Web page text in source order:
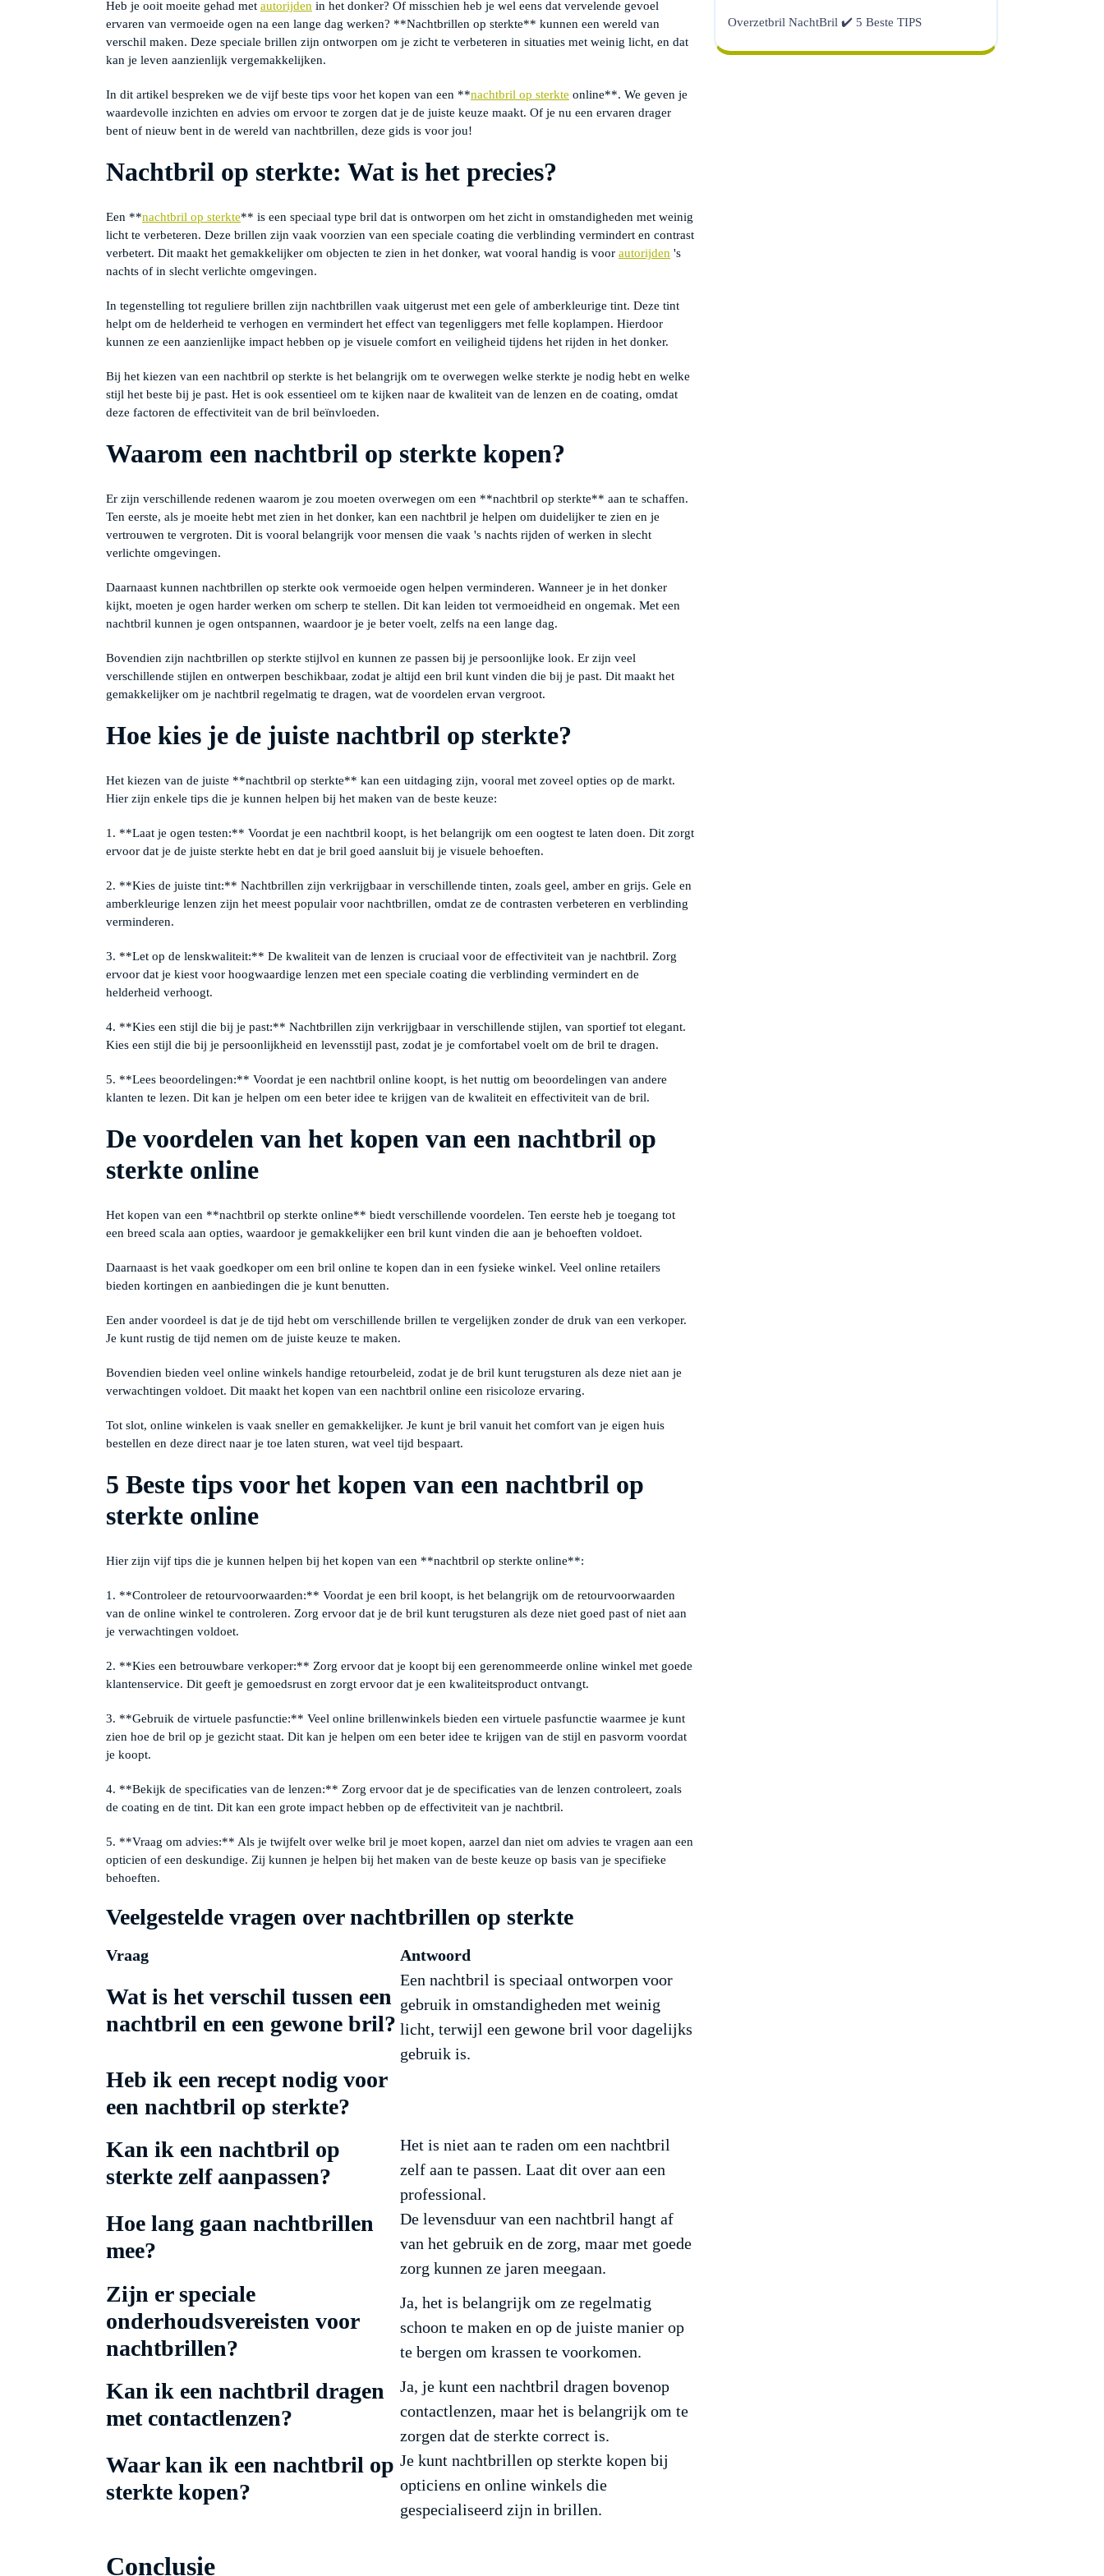
Heb je ooit moeite gehad met autorijden in het donker? Of misschien heb je wel eens dat vervelende gevoel
ervaren van vermoeide ogen na een lange dag werken? **Nachtbrillen op sterkte** kunnen een wereld van
verschil maken. Deze speciale brillen zijn ontworpen om je zicht te verbeteren in situaties met weinig licht, en dat
kan je leven aanzienlijk vergemakkelijken.
In dit artikel bespreken we de vijf beste tips voor het kopen van een **nachtbril op sterkte online**. We geven je
waardevolle inzichten en advies om ervoor te zorgen dat je de juiste keuze maakt. Of je nu een ervaren drager
bent of nieuw bent in de wereld van nachtbrillen, deze gids is voor jou!
Nachtbril op sterkte: Wat is het precies?
Een **nachtbril op sterkte** is een speciaal type bril dat is ontworpen om het zicht in omstandigheden met weinig
licht te verbeteren. Deze brillen zijn vaak voorzien van een speciale coating die verblinding vermindert en contrast
verbetert. Dit maakt het gemakkelijker om objecten te zien in het donker, wat vooral handig is voor autorijden 's
nachts of in slecht verlichte omgevingen.
In tegenstelling tot reguliere brillen zijn nachtbrillen vaak uitgerust met een gele of amberkleurige tint. Deze tint
helpt om de helderheid te verhogen en vermindert het effect van tegenliggers met felle koplampen. Hierdoor
kunnen ze een aanzienlijke impact hebben op je visuele comfort en veiligheid tijdens het rijden in het donker.
Bij het kiezen van een nachtbril op sterkte is het belangrijk om te overwegen welke sterkte je nodig hebt en welke
stijl het beste bij je past. Het is ook essentieel om te kijken naar de kwaliteit van de lenzen en de coating, omdat
deze factoren de effectiviteit van de bril beïnvloeden.
Waarom een nachtbril op sterkte kopen?
Er zijn verschillende redenen waarom je zou moeten overwegen om een **nachtbril op sterkte** aan te schaffen.
Ten eerste, als je moeite hebt met zien in het donker, kan een nachtbril je helpen om duidelijker te zien en je
vertrouwen te vergroten. Dit is vooral belangrijk voor mensen die vaak 's nachts rijden of werken in slecht
verlichte omgevingen.
Daarnaast kunnen nachtbrillen op sterkte ook vermoeide ogen helpen verminderen. Wanneer je in het donker
kijkt, moeten je ogen harder werken om scherp te stellen. Dit kan leiden tot vermoeidheid en ongemak. Met een
nachtbril kunnen je ogen ontspannen, waardoor je je beter voelt, zelfs na een lange dag.
Bovendien zijn nachtbrillen op sterkte stijlvol en kunnen ze passen bij je persoonlijke look. Er zijn veel
verschillende stijlen en ontwerpen beschikbaar, zodat je altijd een bril kunt vinden die bij je past. Dit maakt het
gemakkelijker om je nachtbril regelmatig te dragen, wat de voordelen ervan vergroot.
Hoe kies je de juiste nachtbril op sterkte?
Het kiezen van de juiste **nachtbril op sterkte** kan een uitdaging zijn, vooral met zoveel opties op de markt.
Hier zijn enkele tips die je kunnen helpen bij het maken van de beste keuze:
1. **Laat je ogen testen:** Voordat je een nachtbril koopt, is het belangrijk om een oogtest te laten doen. Dit zorgt
ervoor dat je de juiste sterkte hebt en dat je bril goed aansluit bij je visuele behoeften.
2. **Kies de juiste tint:** Nachtbrillen zijn verkrijgbaar in verschillende tinten, zoals geel, amber en grijs. Gele en
amberkleurige lenzen zijn het meest populair voor nachtbrillen, omdat ze de contrasten verbeteren en verblinding
verminderen.
3. **Let op de lenskwaliteit:** De kwaliteit van de lenzen is cruciaal voor de effectiviteit van je nachtbril. Zorg
ervoor dat je kiest voor hoogwaardige lenzen met een speciale coating die verblinding vermindert en de
helderheid verhoogt.
4. **Kies een stijl die bij je past:** Nachtbrillen zijn verkrijgbaar in verschillende stijlen, van sportief tot elegant.
Kies een stijl die bij je persoonlijkheid en levensstijl past, zodat je je comfortabel voelt om de bril te dragen.
5. **Lees beoordelingen:** Voordat je een nachtbril online koopt, is het nuttig om beoordelingen van andere
klanten te lezen. Dit kan je helpen om een beter idee te krijgen van de kwaliteit en effectiviteit van de bril.
De voordelen van het kopen van een nachtbril op
sterkte online
Het kopen van een **nachtbril op sterkte online** biedt verschillende voordelen. Ten eerste heb je toegang tot
een breed scala aan opties, waardoor je gemakkelijker een bril kunt vinden die aan je behoeften voldoet.
Daarnaast is het vaak goedkoper om een bril online te kopen dan in een fysieke winkel. Veel online retailers
bieden kortingen en aanbiedingen die je kunt benutten.
Een ander voordeel is dat je de tijd hebt om verschillende brillen te vergelijken zonder de druk van een verkoper.
Je kunt rustig de tijd nemen om de juiste keuze te maken.
Bovendien bieden veel online winkels handige retourbeleid, zodat je de bril kunt terugsturen als deze niet aan je
verwachtingen voldoet. Dit maakt het kopen van een nachtbril online een risicoloze ervaring.
Tot slot, online winkelen is vaak sneller en gemakkelijker. Je kunt je bril vanuit het comfort van je eigen huis
bestellen en deze direct naar je toe laten sturen, wat veel tijd bespaart.
5 Beste tips voor het kopen van een nachtbril op
sterkte online
Hier zijn vijf tips die je kunnen helpen bij het kopen van een **nachtbril op sterkte online**:
1. **Controleer de retourvoorwaarden:** Voordat je een bril koopt, is het belangrijk om de retourvoorwaarden
van de online winkel te controleren. Zorg ervoor dat je de bril kunt terugsturen als deze niet goed past of niet aan
je verwachtingen voldoet.
2. **Kies een betrouwbare verkoper:** Zorg ervoor dat je koopt bij een gerenommeerde online winkel met goede
klantenservice. Dit geeft je gemoedsrust en zorgt ervoor dat je een kwaliteitsproduct ontvangt.
3. **Gebruik de virtuele pasfunctie:** Veel online brillenwinkels bieden een virtuele pasfunctie waarmee je kunt
zien hoe de bril op je gezicht staat. Dit kan je helpen om een beter idee te krijgen van de stijl en pasvorm voordat
je koopt.
4. **Bekijk de specificaties van de lenzen:** Zorg ervoor dat je de specificaties van de lenzen controleert, zoals
de coating en de tint. Dit kan een grote impact hebben op de effectiviteit van je nachtbril.
5. **Vraag om advies:** Als je twijfelt over welke bril je moet kopen, aarzel dan niet om advies te vragen aan een
opticien of een deskundige. Zij kunnen je helpen bij het maken van de beste keuze op basis van je specifieke
behoeften.
Veelgestelde vragen over nachtbrillen op sterkte
Vraag Antwoord
Wat is het verschil tussen een
nachtbril en een gewone bril?
Een nachtbril is speciaal ontworpen voor
gebruik in omstandigheden met weinig
licht, terwijl een gewone bril voor dagelijks
gebruik is.
Heb ik een recept nodig voor
een nachtbril op sterkte?
Kan ik een nachtbril op
sterkte zelf aanpassen?
Het is niet aan te raden om een nachtbril
zelf aan te passen. Laat dit over aan een
professional.
Hoe lang gaan nachtbrillen
mee?
De levensduur van een nachtbril hangt af
van het gebruik en de zorg, maar met goede
zorg kunnen ze jaren meegaan.
Zijn er speciale
onderhoudsvereisten voor
nachtbrillen?
Ja, het is belangrijk om ze regelmatig
schoon te maken en op de juiste manier op
te bergen om krassen te voorkomen.
Kan ik een nachtbril dragen
met contactlenzen?
Ja, je kunt een nachtbril dragen bovenop
contactlenzen, maar het is belangrijk om te
zorgen dat de sterkte correct is.
Waar kan ik een nachtbril op
sterkte kopen?
Je kunt nachtbrillen op sterkte kopen bij
opticiens en online winkels die
gespecialiseerd zijn in brillen.
Conclusie
Overzetbril NachtBril ✔️ 5 Beste TIPS